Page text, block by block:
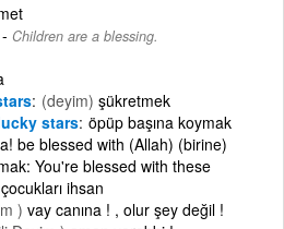
- Children are a blessing.
(deyim) şükretmek
stars öpüp başına koymak
be blessed with (Allah) (birine)
You're blessed with these
ihsan
) vay canına ! , olur şey değil !